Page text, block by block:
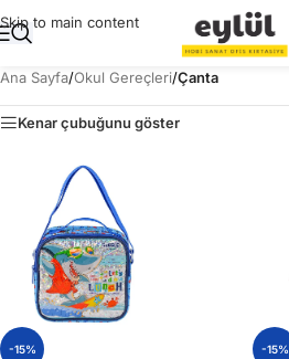
Skip to main content
Ana Sayfa/Okul Gereçleri/Çanta
Kenar çubuğunu göster
-15% -15%